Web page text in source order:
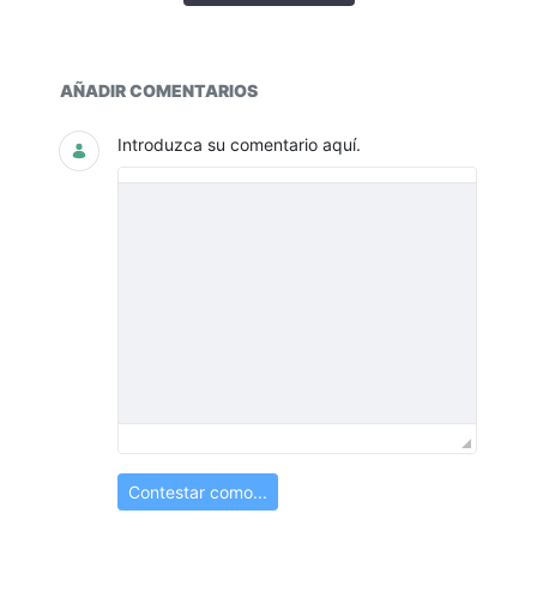
Documentos y multimedia
AÑADIR COMENTARIOS
Introduzca su comentario aquí.
Contestar como...